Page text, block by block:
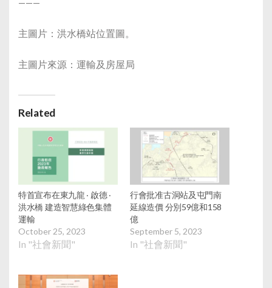
主圖片：洪水橋站位置圖。
主圖片來源：運輸及房屋局
Related
特首宣布在東九龍 ‧ 啟德 ‧
洪水橋 建造智慧綠色集體
運輸
October 25, 2023
In "社會新聞"
行會批准古洞站及屯門南
延線造價 分別59億和158
億
September 5, 2023
In "社會新聞"